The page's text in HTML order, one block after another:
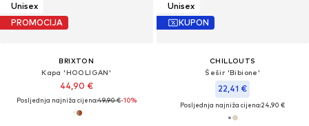
Unisex
PROMOCIJA
BRIXTON
Kapa 'HOOLIGAN'
44,90 €
Posljednja najniža cijena:49,90 €-10%
Unisex
KUPON
CHILLOUTS
Šešir 'Bibione'
22,41 €
Posljednja najniža cijena:24,90 €